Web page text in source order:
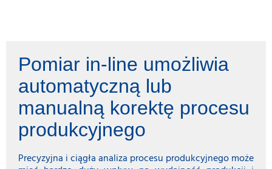
Pomiar in-line umożliwia
automatyczną lub
manualną korektę procesu
produkcyjnego
Precyzyjna i ciągła analiza procesu produkcyjnego może